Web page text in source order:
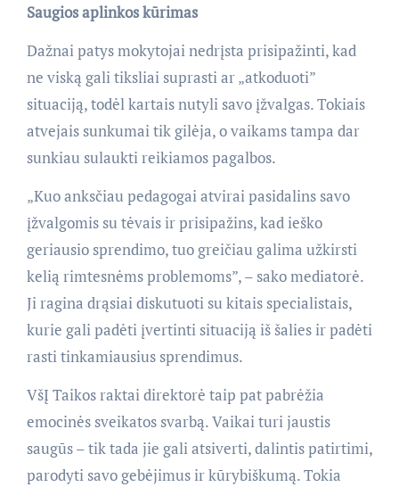
Saugios aplinkos kūrimas
Dažnai patys mokytojai nedrįsta prisipažinti, kad
ne viską gali tiksliai suprasti ar „atkoduoti”
situaciją, todėl kartais nutyli savo įžvalgas. Tokiais
atvejais sunkumai tik gilėja, o vaikams tampa dar
sunkiau sulaukti reikiamos pagalbos.
„Kuo anksčiau pedagogai atvirai pasidalins savo
įžvalgomis su tėvais ir prisipažins, kad ieško
geriausio sprendimo, tuo greičiau galima užkirsti
kelią rimtesnėms problemoms”, – sako mediatorė.
Ji ragina drąsiai diskutuoti su kitais specialistais,
kurie gali padėti įvertinti situaciją iš šalies ir padėti
rasti tinkamiausius sprendimus.
VšĮ Taikos raktai direktorė taip pat pabrėžia
emocinės sveikatos svarbą. Vaikai turi jaustis
saugūs – tik tada jie gali atsiverti, dalintis patirtimi,
parodyti savo gebėjimus ir kūrybiškumą. Tokia